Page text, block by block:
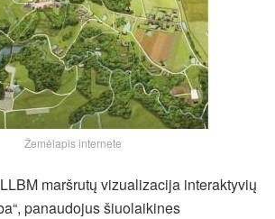
Žemėlapis internete
maršrutų vizualizacija interaktyvių
panaudojus šiuolaikines